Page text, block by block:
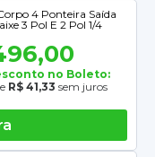
4 Ponteira Saída
3 Pol E 2 Pol 1/4
no Boleto:
R$ 41,33 sem juros